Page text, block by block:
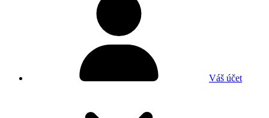
Váš účet